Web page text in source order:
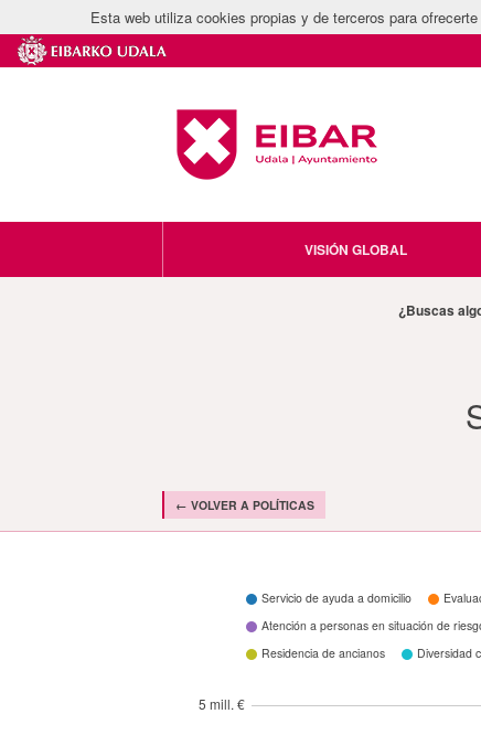
Esta web utiliza cookies propias y de terceros para
VISIÓN GLOBAL
¿Buscas
← VOLVER A POLÍTICAS
¿En qué se gasta?
Servicio de ayuda a domicilio
Atención a personas en situación de
Residencia de ancianos
Diversidad
5 mill. €